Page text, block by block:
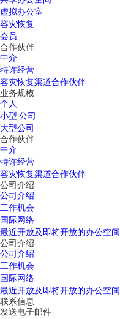
虚拟办公室
容灾恢复
会员
合作伙伴
中介
特许经营
容灾恢复渠道合作伙伴
业务规模
个人
小型 公司
大型公司
合作伙伴
中介
特许经营
容灾恢复渠道合作伙伴
公司介绍
公司介绍
工作机会
国际网络
最近开放及即将开放的办公空间
公司介绍
公司介绍
工作机会
国际网络
最近开放及即将开放的办公空间
联系信息
发送电子邮件